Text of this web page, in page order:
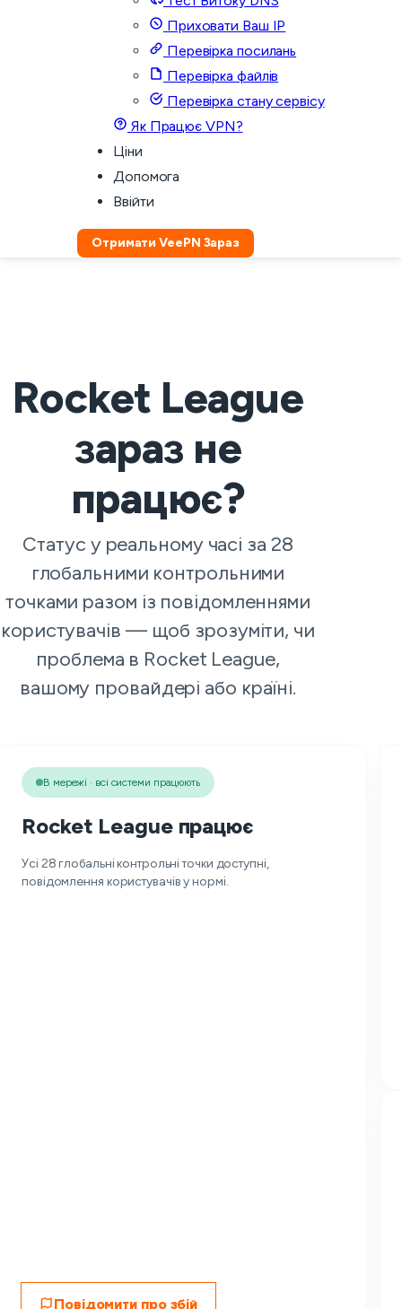
Приховати Ваш IP
Перевірка посилань
Перевірка файлів
Перевірка стану сервісу
Як Працює VPN?
Ціни
Допомога
Ввійти
Отримати VeePN Зараз
Rocket League
зараз не
працює?
Статус у реальному часі за 28
глобальними контрольними
точками разом із повідомленнями
користувачів — щоб зрозуміти, чи
проблема в Rocket League,
вашому провайдері або країні.
В мережі · всі системи працюють
Rocket League працює
Усі 28 глобальні контрольні точки доступні,
повідомлення користувачів у нормі.
Повідомити про збій